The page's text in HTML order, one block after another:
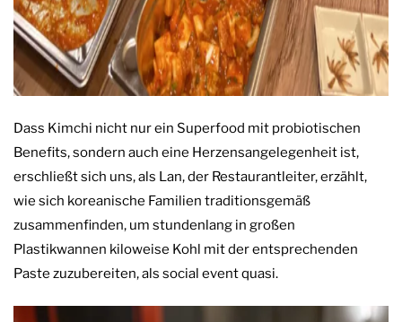
Dass Kimchi nicht nur ein Superfood mit probiotischen
Benefits, sondern auch eine Herzensangelegenheit ist,
erschließt sich uns, als Lan, der Restaurantleiter, erzählt,
wie sich koreanische Familien traditionsgemäß
zusammenfinden, um stundenlang in großen
Plastikwannen kiloweise Kohl mit der entsprechenden
Paste zuzubereiten, als social event quasi.